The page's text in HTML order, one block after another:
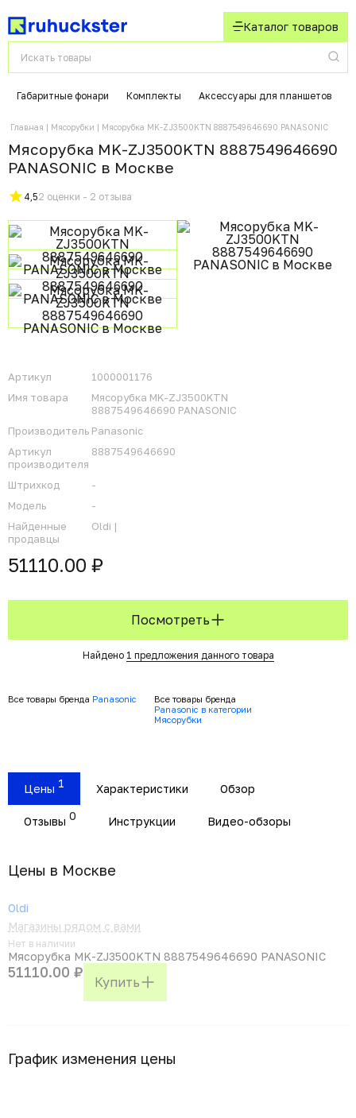
Каталог товаров
Габаритные фонари Комплекты Аксессуары для планшетов
Главная Мясорубки Мясорубка MK-ZJ3500KTN 8887549646690 PANASONIC
Мясорубка MK-ZJ3500KTN 8887549646690
PANASONIC в Москвe
4,52 оценки - 2 отзыва
Артикул
1000001176
Имя товара
Мясорубка MK-ZJ3500KTN
8887549646690 PANASONIC
Производитель Panasonic
Артикул
производителя
8887549646690
Штрихкод
-
Модель
-
Найденные
продавцы
Oldi |
51110.00 ₽
Посмотреть
Найдено 1 предложения данного товара
Все товары бренда Panasonic
Все товары бренда
Panasonic в категории
Мясорубки
Цены 1 Характеристики Обзор
Отзывы 0 Инструкции Видео-обзоры
Цены в Москвe
Oldi
Магазины рядом с вами
Нет в наличии
Мясорубка MK-ZJ3500KTN 8887549646690 PANASONIC
51110.00 ₽
Купить
График изменения цены